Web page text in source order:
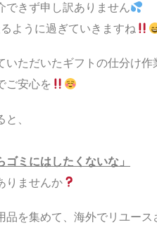
できず申し訳ありません
ように過ぎていきますね
いただいたギフトの仕分け作
ご安心を
、
ゴミにはしたくないな」
りませんか
品を集めて、海外でリユー